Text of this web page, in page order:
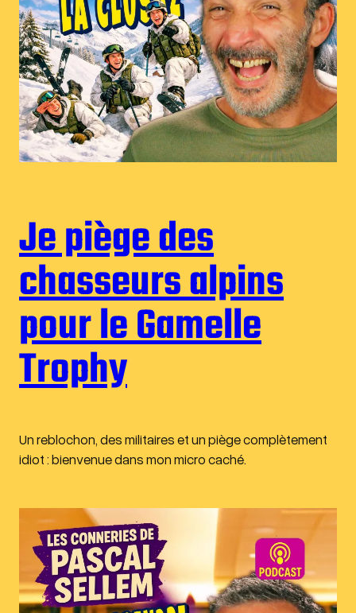
Je piège des
chasseurs alpins
pour le Gamelle
Trophy
Un reblochon, des militaires et un piège complètement
idiot : bienvenue dans mon micro caché.